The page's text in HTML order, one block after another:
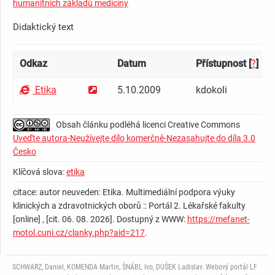
humanitních základů medicíny
Didaktický text
Odkaz Datum Přístupnost [?]
Etika 5.10.2009 kdokoli
Obsah článku podléhá licenci Creative Commons
Uveďte autora-Neužívejte dílo komerčně-Nezasahujte do díla 3.0
Česko
Klíčová slova:etika
citace: autor neuveden: Etika. Multimediální podpora výuky
klinických a zdravotnických oborů :: Portál 2. Lékařské fakulty
[online] , [cit. 06. 08. 2026]. Dostupný z WWW: https://mefanet-
motol.cuni.cz/clanky.php?aid=217.
SCHWARZ, Daniel, KOMENDA Martin, ŠNÁBL Ivo, DUŠEK Ladislav. Webový portál LF